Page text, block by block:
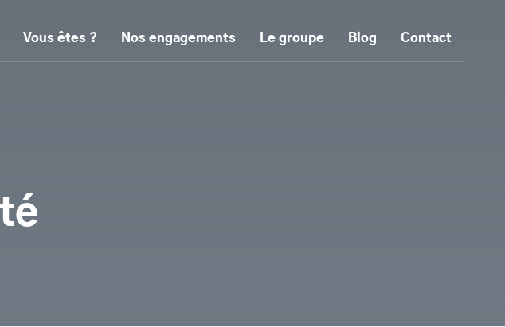
Vous êtes ? Nos engagements Le groupe Blog Contact